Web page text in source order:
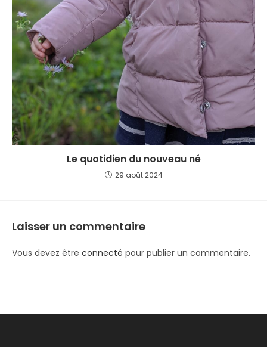
Le quotidien du nouveau né
29 août 2024
Laisser un commentaire
Vous devez être connecté pour publier un commentaire.